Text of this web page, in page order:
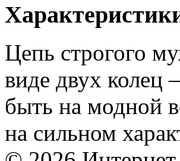
Цепь строгого
виде двух колец
быть на модной
на сильном